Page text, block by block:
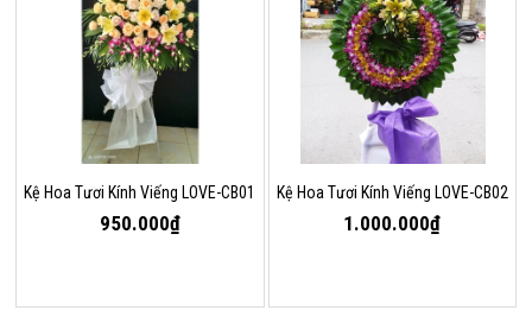
Kệ Hoa Tươi Kính Viếng LOVE-CB01
950.000₫
Kệ Hoa Tươi Kính Viếng LOVE-CB02
1.000.000₫